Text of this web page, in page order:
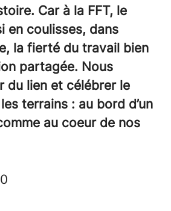
Car à la FFT, le
en coulisses, dans
la fierté du travail bien
partagée. Nous
du lien et célébrer le
terrains : au bord d’un
au coeur de nos